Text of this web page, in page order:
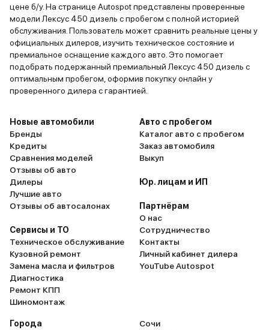
цене б/у. На странице Autospot представлены проверенные
модели Лексус 450 дизель с пробегом с полной историей
обслуживания. Пользователь может сравнить реальные цены у
официальных дилеров, изучить техническое состояние и
премиальное оснащение каждого авто. Это помогает
подобрать подержанный премиальный Лексус 450 дизель с
оптимальным пробегом, оформив покупку онлайн у
проверенного дилера с гарантией.
Новые автомобили
Бренды
Кредиты
Сравнения моделей
Отзывы об авто
Дилеры
Лучшие авто
Отзывы об автосалонах
Сервисы и ТО
Техническое обслуживание
Кузовной ремонт
Замена масла и фильтров
Диагностика
Ремонт КПП
Шиномонтаж
Авто с пробегом
Каталог авто с пробегом
Заказ автомобиля
Выкуп
Юр. лицам и ИП
Партнёрам
О нас
Сотрудничество
Контакты
Личный кабинет дилера
YouTube Autospot
Города
Сочи